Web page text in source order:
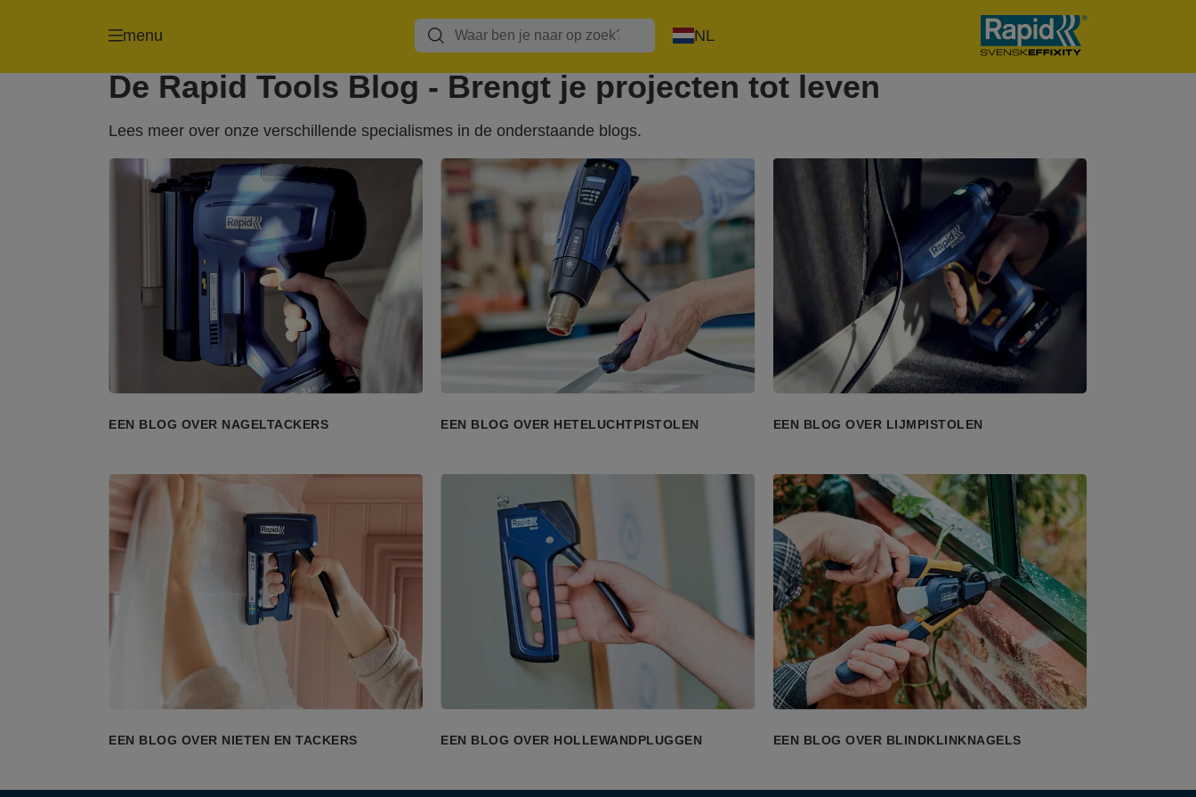
menu NL
De Rapid Tools Blog - Brengt je projecten tot leven
Lees meer over onze verschillende specialismes in de onderstaande blogs.
EEN BLOG OVER NAGELTACKERS EEN BLOG OVER HETELUCHTPISTOLEN EEN BLOG OVER LIJMPISTOLEN
EEN BLOG OVER NIETEN EN TACKERS EEN BLOG OVER HOLLEWANDPLUGGEN EEN BLOG OVER BLINDKLINKNAGELS